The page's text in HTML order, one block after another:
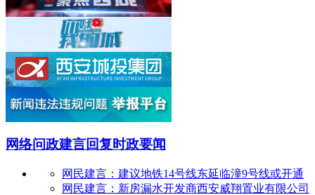
网络问政建言回复时政要闻
网民建言：建议地铁14号线东延临潼9号线或开通
网民建言：新房漏水开发商西安威翔置业有限公司